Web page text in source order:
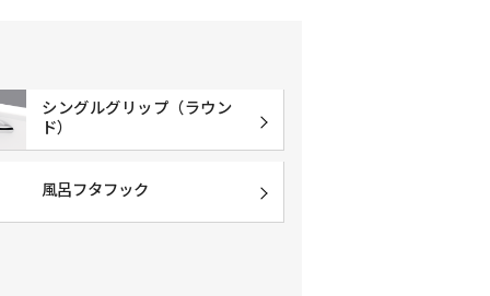
シングルグリップ（ラウン
ド）
風呂フタフック